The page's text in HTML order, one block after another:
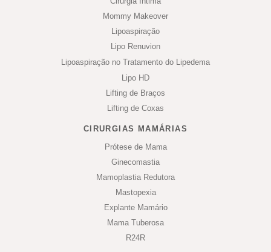
Mommy Makeover
Lipoaspiração
Lipo Renuvion
Lipoaspiração no Tratamento do Lipedema
Lipo HD
Lifting de Braços
Lifting de Coxas
CIRURGIAS MAMÁRIAS
Prótese de Mama
Ginecomastia
Mamoplastia Redutora
Mastopexia
Explante Mamário
Mama Tuberosa
R24R